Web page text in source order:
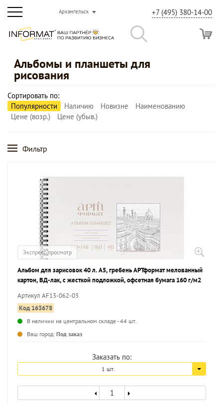
Архангельск +7 (495) 380-14-00
Альбомы и планшеты для
рисования
Сортировать по:
Популярности
Наличию Новизне
Наименованию
Цене (возр.)
Цене (убыв.)
Фильтр
Экспресс-просмотр
Альбом для зарисовок 40 л. А5, гребень АРТформат мелованный
картон, ВД-лак, с жесткой подложкой, офсетная бумага 160 г/м2
Артикул AF13-062-03
Код 163678
В наличии на центральном складе - 44 шт.
Ваш город: Под заказ
Заказать по:
1 шт.